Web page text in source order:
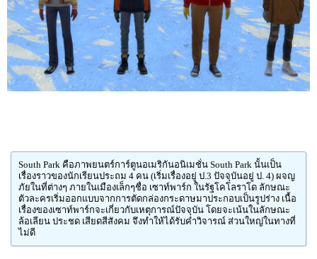
South Park คือภาพยนตร์การ์ตูนอเมริกันอนิเมชั่น South Park นั้นเป็น
เรื่องราวของนักเรียนประถม 4 คน (เริ่มเรื่องอยู่ ป.3 ปัจจุบันอยู่ ป. 4) ผจญ
ภัยในที่ต่างๆ ภายในเมืองเล็กๆชื่อ เซาท์พาร์ก ในรัฐโคโลราโด ลักษณะ
ตัวละครเริ่มออกแบบจากการตัดกล่องกระดาษมาประกอบเป็นรูปร่าง เนื้อ
เรื่องของเซาท์พาร์กจะเกี่ยวกับเหตุการณ์ปัจจุบัน โดยจะเน้นในลักษณะ
ล้อเลียน ประชด เสียดสีสังคม จึงทำให้ได้รับคำวิจารณ์ ส่วนใหญ่ในทางที่
ไม่ดี